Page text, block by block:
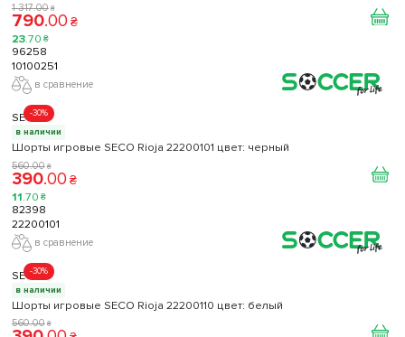
1 317.00 ₴
790.00 ₴
23.70 ₴
96258
10100251
в сравнение
-30%
SECO
в наличии
Шорты игровые SECO Rioja 22200101 цвет: черный
560.00 ₴
390.00 ₴
11.70 ₴
82398
22200101
в сравнение
-30%
SECO
в наличии
Шорты игровые SECO Rioja 22200110 цвет: белый
560.00 ₴